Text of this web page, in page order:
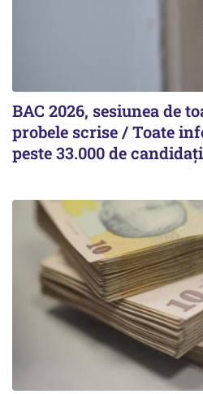
BAC 2026, sesiunea de
probele scrise / Toate
peste 33.000 de candidați